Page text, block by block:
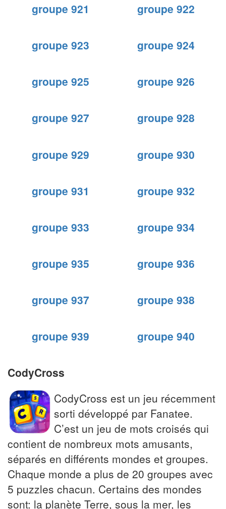
groupe 921 groupe 922
groupe 923 groupe 924
groupe 925 groupe 926
groupe 927 groupe 928
groupe 929 groupe 930
groupe 931 groupe 932
groupe 933 groupe 934
groupe 935 groupe 936
groupe 937 groupe 938
groupe 939 groupe 940
CodyCross
CodyCross est un jeu récemment
sorti développé par Fanatee.
C’est un jeu de mots croisés qui
contient de nombreux mots amusants,
séparés en différents mondes et groupes.
Chaque monde a plus de 20 groupes avec
5 puzzles chacun. Certains des mondes
sont: la planète Terre, sous la mer, les